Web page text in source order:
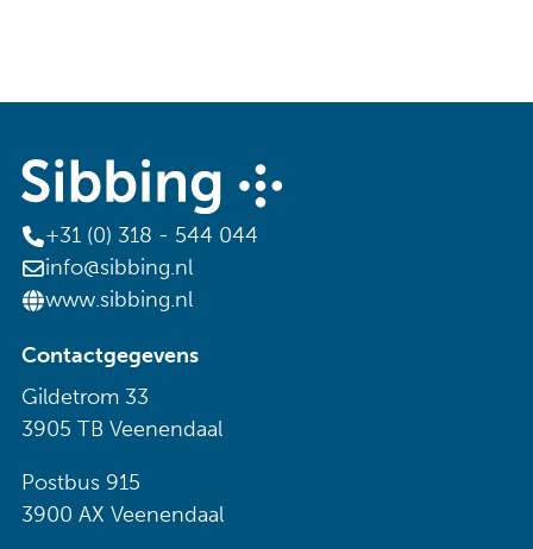
+31 (0) 318 - 544 044
info@sibbing.nl
www.sibbing.nl
Contactgegevens
Gildetrom 33
3905 TB Veenendaal
Postbus 915
3900 AX Veenendaal